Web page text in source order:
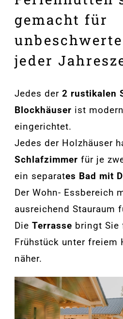
gemacht für
jeder
Jedes der 2 rustikalen
Blockhäuser ist
eingerichtet.
Jedes der Holzhäuser
Schlafzimmer für je
ein separates Bad mit
Der Wohn- Essbereich
ausreichend Stauraum
Die Terrasse bringt Sie
Frühstück unter freiem
näher.